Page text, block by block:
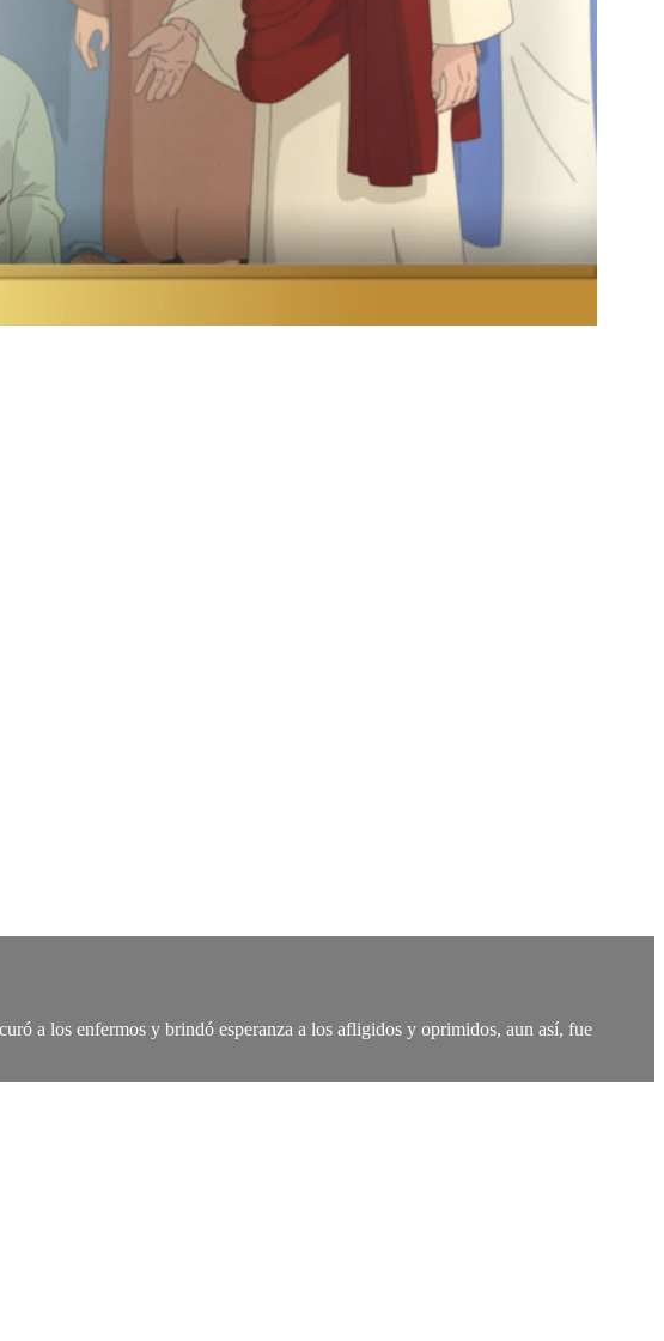
a los enfermos y brindó esperanza a los afligidos y oprimidos, aun así, fue